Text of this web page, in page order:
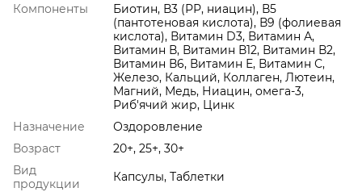
Компоненты
Биотин, В3 (РР, ниацин), В5
(пантотеновая кислота), В9 (фолиевая
кислота), Витамин D3, Витамин А,
Витамин В, Витамин В12, Витамин В2,
Витамин В6, Витамин Е, Витамин С,
Железо, Кальций, Коллаген, Лютеин,
Магний, Медь, Ниацин, омега-3,
Риб'ячий жир, Цинк
Назначение
Оздоровление
Возраст
20+, 25+, 30+
Вид
продукции
Капсулы, Таблетки